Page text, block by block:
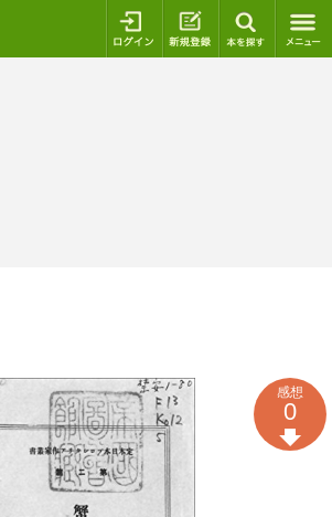
ログイン 新規登録
感想
0